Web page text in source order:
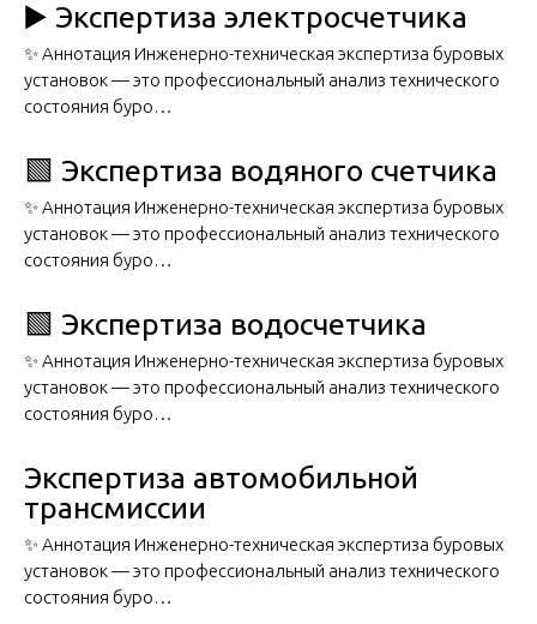
▶️ Экспертиза электросчетчика
✨ Аннотация Инженерно-техническая экспертиза буровых
установок — это профессиональный анализ технического
состояния буро…
🟩 Экспертиза водяного счетчика
✨ Аннотация Инженерно-техническая экспертиза буровых
установок — это профессиональный анализ технического
состояния буро…
🟩 Экспертиза водосчетчика
✨ Аннотация Инженерно-техническая экспертиза буровых
установок — это профессиональный анализ технического
состояния буро…
Экспертиза автомобильной
трансмиссии
✨ Аннотация Инженерно-техническая экспертиза буровых
установок — это профессиональный анализ технического
состояния буро…